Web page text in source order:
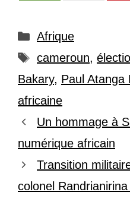
Catégories
Afrique
Étiquettes
cameroun,
Bakary, Paul Atanga
africaine
Un hommage à
numérique africain
Transition
colonel